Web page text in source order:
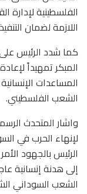
الفلسطينية
اللازمة لضمان
كما شدد الرئيس
المبكر تمهيداً
المساعدات
الشعب الفلسطيني.
واشار المتحدث
لإنهاء الحرب في
الرئيس بالجهود
إلى هدنة إنسانية
الشعب السوداني